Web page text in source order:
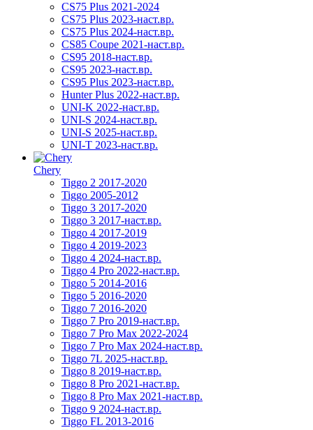
CS75 Plus 2021-2024
CS75 Plus 2023-наст.вр.
CS75 Plus 2024-наст.вр.
CS85 Coupe 2021-наст.вр.
CS95 2018-наст.вр.
CS95 2023-наст.вр.
CS95 Plus 2023-наст.вр.
Hunter Plus 2022-наст.вр.
UNI-K 2022-наст.вр.
UNI-S 2024-наст.вр.
UNI-S 2025-наст.вр.
UNI-T 2023-наст.вр.
Chery
Tiggo 2 2017-2020
Tiggo 2005-2012
Tiggo 3 2017-2020
Tiggo 3 2017-наст.вр.
Tiggo 4 2017-2019
Tiggo 4 2019-2023
Tiggo 4 2024-наст.вр.
Tiggo 4 Pro 2022-наст.вр.
Tiggo 5 2014-2016
Tiggo 5 2016-2020
Tiggo 7 2016-2020
Tiggo 7 Pro 2019-наст.вр.
Tiggo 7 Pro Max 2022-2024
Tiggo 7 Pro Max 2024-наст.вр.
Tiggo 7L 2025-наст.вр.
Tiggo 8 2019-наст.вр.
Tiggo 8 Pro 2021-наст.вр.
Tiggo 8 Pro Max 2021-наст.вр.
Tiggo 9 2024-наст.вр.
Tiggo FL 2013-2016